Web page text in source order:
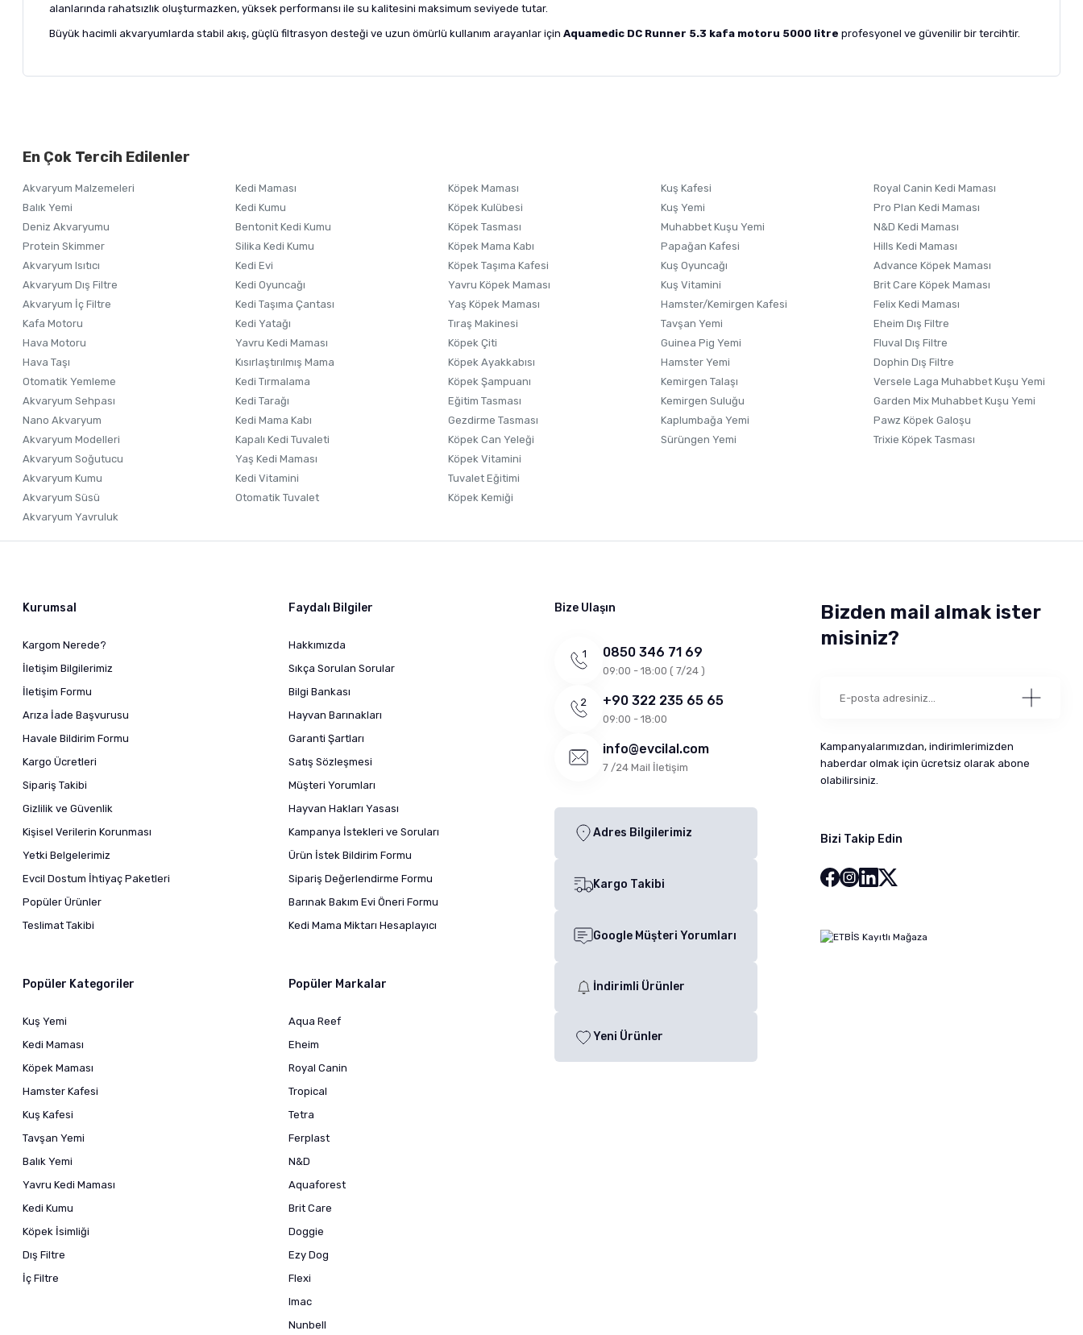
alanlarında rahatsızlık oluşturmazken, yüksek performansı ile su kalitesini maksimum seviyede tutar.
Büyük hacimli akvaryumlarda stabil akış, güçlü filtrasyon desteği ve uzun ömürlü kullanım arayanlar için Aquamedic DC Runner 5.3 kafa motoru 5000 litre profesyonel ve güvenilir bir tercihtir.
Ürünü Satın Al ve Yorumla
Ürün açıklamasında eksik bilgiler bulunuyor.
Ürün fiyatı diğer sitelerden daha pahalı.
Bu ürüne benzer farklı alternatifler olmalı.
Gönder
En Çok Tercih Edilenler
Akvaryum Malzemeleri
Balık Yemi
Deniz Akvaryumu
Protein Skimmer
Akvaryum Isıtıcı
Akvaryum Dış Filtre
Akvaryum İç Filtre
Kafa Motoru
Hava Motoru
Hava Taşı
Otomatik Yemleme
Akvaryum Sehpası
Nano Akvaryum
Akvaryum Modelleri
Akvaryum Soğutucu
Akvaryum Kumu
Akvaryum Süsü
Akvaryum Yavruluk
Kedi Maması
Kedi Kumu
Bentonit Kedi Kumu
Silika Kedi Kumu
Kedi Evi
Kedi Oyuncağı
Kedi Taşıma Çantası
Kedi Yatağı
Yavru Kedi Maması
Kısırlaştırılmış Mama
Kedi Tırmalama
Kedi Tarağı
Kedi Mama Kabı
Kapalı Kedi Tuvaleti
Yaş Kedi Maması
Kedi Vitamini
Otomatik Tuvalet
Köpek Maması
Köpek Kulübesi
Köpek Tasması
Köpek Mama Kabı
Köpek Taşıma Kafesi
Yavru Köpek Maması
Yaş Köpek Maması
Tıraş Makinesi
Köpek Çiti
Köpek Ayakkabısı
Köpek Şampuanı
Eğitim Tasması
Gezdirme Tasması
Köpek Can Yeleği
Köpek Vitamini
Tuvalet Eğitimi
Köpek Kemiği
Kuş Kafesi
Kuş Yemi
Muhabbet Kuşu Yemi
Papağan Kafesi
Kuş Oyuncağı
Kuş Vitamini
Hamster/Kemirgen Kafesi
Tavşan Yemi
Guinea Pig Yemi
Hamster Yemi
Kemirgen Talaşı
Kemirgen Suluğu
Kaplumbağa Yemi
Sürüngen Yemi
Royal Canin Kedi Maması
Pro Plan Kedi Maması
N&D Kedi Maması
Hills Kedi Maması
Advance Köpek Maması
Brit Care Köpek Maması
Felix Kedi Maması
Eheim Dış Filtre
Fluval Dış Filtre
Dophin Dış Filtre
Versele Laga Muhabbet Kuşu Yemi
Garden Mix Muhabbet Kuşu Yemi
Pawz Köpek Galoşu
Trixie Köpek Tasması
Kurumsal
Kargom Nerede?
İletişim Bilgilerimiz
İletişim Formu
Arıza İade Başvurusu
Havale Bildirim Formu
Kargo Ücretleri
Sipariş Takibi
Gizlilik ve Güvenlik
Kişisel Verilerin Korunması
Yetki Belgelerimiz
Evcil Dostum İhtiyaç Paketleri
Popüler Ürünler
Teslimat Takibi
Faydalı Bilgiler
Hakkımızda
Sıkça Sorulan Sorular
Bilgi Bankası
Hayvan Barınakları
Garanti Şartları
Satış Sözleşmesi
Müşteri Yorumları
Hayvan Hakları Yasası
Kampanya İstekleri ve Soruları
Ürün İstek Bildirim Formu
Sipariş Değerlendirme Formu
Barınak Bakım Evi Öneri Formu
Kedi Mama Miktarı Hesaplayıcı
Popüler Kategoriler
Kuş Yemi
Kedi Maması
Köpek Maması
Hamster Kafesi
Kuş Kafesi
Tavşan Yemi
Balık Yemi
Yavru Kedi Maması
Kedi Kumu
Köpek İsimliği
Dış Filtre
İç Filtre
Popüler Markalar
Aqua Reef
Eheim
Royal Canin
Tropical
Tetra
Ferplast
N&D
Aquaforest
Brit Care
Doggie
Ezy Dog
Flexi
Imac
Nunbell
Bize Ulaşın
0850 346 71 69
09:00 - 18:00 ( 7/24 )
+90 322 235 65 65
09:00 - 18:00
info@evcilal.com
7 /24 Mail İletişim
Adres Bilgilerimiz
Kargo Takibi
Google Müşteri Yorumları
İndirimli Ürünler
Yeni Ürünler
Bizden mail almak ister
misiniz?
Kampanyalarımızdan, indirimlerimizden
haberdar olmak için ücretsiz olarak abone
olabilirsiniz.
Bizi Takip Edin